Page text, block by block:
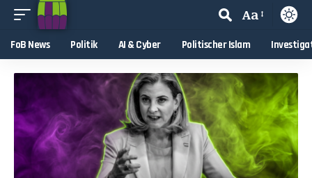
Aa
FoB News Politik AI & Cyber Politischer Islam